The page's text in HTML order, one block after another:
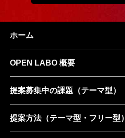
ホーム
OPEN LABO 概要
提案募集中の課題 （テーマ型）
提案方法（テーマ型・フリー型）